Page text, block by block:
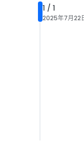
1 / 1
2025年7月22